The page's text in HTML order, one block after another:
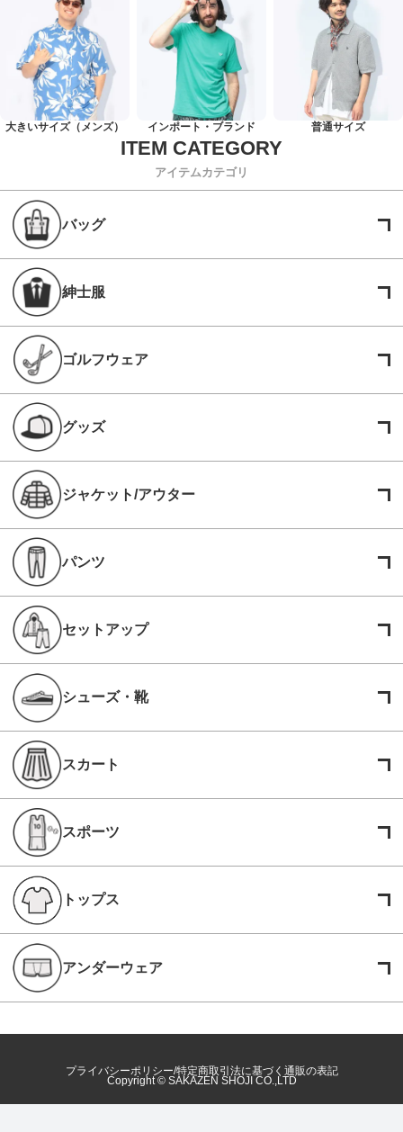
大きいサイズ（メンズ） インポート・ブランド 普通サイズ
アイテムカテゴリ
バッグ
紳士服
ゴルフウェア
グッズ
ジャケット/アウター
パンツ
セットアップ
シューズ・靴
スカート
スポーツ
トップス
アンダーウェア
プライバシーポリシー 特定商取引法に基づく通販の表記
Copyright © SAKAZEN SHOJI CO.,LTD